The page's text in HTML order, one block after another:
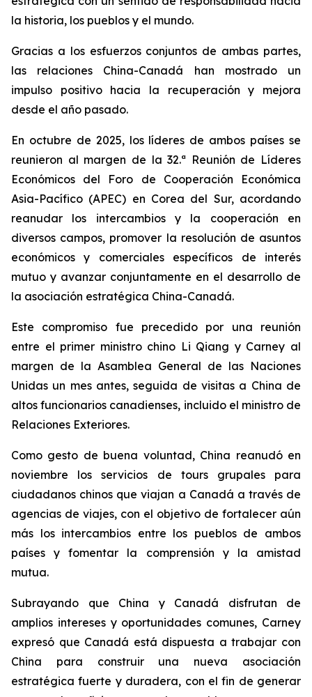
la historia, los pueblos y el mundo.
Gracias a los esfuerzos conjuntos de ambas partes,
las relaciones China-Canadá han mostrado un
impulso positivo hacia la recuperación y mejora
desde el año pasado.
En octubre de 2025, los líderes de ambos países se
reunieron al margen de la 32.ª Reunión de Líderes
Económicos del Foro de Cooperación Económica
Asia-Pacífico (APEC) en Corea del Sur, acordando
reanudar los intercambios y la cooperación en
diversos campos, promover la resolución de asuntos
económicos y comerciales específicos de interés
mutuo y avanzar conjuntamente en el desarrollo de
la asociación estratégica China-Canadá.
Este compromiso fue precedido por una reunión
entre el primer ministro chino Li Qiang y Carney al
margen de la Asamblea General de las Naciones
Unidas un mes antes, seguida de visitas a China de
altos funcionarios canadienses, incluido el ministro de
Relaciones Exteriores.
Como gesto de buena voluntad, China reanudó en
noviembre los servicios de tours grupales para
ciudadanos chinos que viajan a Canadá a través de
agencias de viajes, con el objetivo de fortalecer aún
más los intercambios entre los pueblos de ambos
países y fomentar la comprensión y la amistad
mutua.
Subrayando que China y Canadá disfrutan de
amplios intereses y oportunidades comunes, Carney
expresó que Canadá está dispuesta a trabajar con
China para construir una nueva asociación
estratégica fuerte y duradera, con el fin de generar